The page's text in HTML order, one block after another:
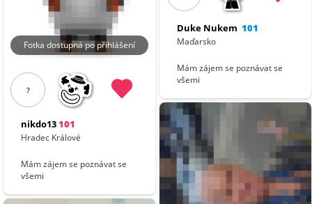
Fotka dostupná po přihlášení
?
nikdo13101
Hradec Králové
Mám zájem se poznávat se
všemi
Duke Nukem 101
Maďarsko
Mám zájem se poznávat se
všemi